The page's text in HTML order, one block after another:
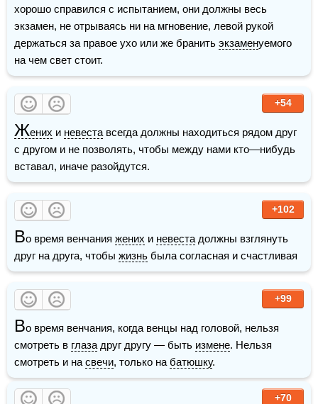
хорошо справился с испытанием, они должны весь
экзамен, не отрываясь ни на мгновение, левой рукой
держаться за правое ухо или же бранить экзаменуемого
на чем свет стоит.
+54
Жених и невеста всегда должны находиться рядом друг
с другом и не позволять, чтобы между нами кто—нибудь
вставал, иначе разойдутся.
+102
Во время венчания жених и невеста должны взглянуть
друг на друга, чтобы жизнь была согласная и счастливая
+99
Во время венчания, когда венцы над головой, нельзя
смотреть в глаза друг другу — быть измене. Нельзя
смотреть и на свечи, только на батюшку.
+70